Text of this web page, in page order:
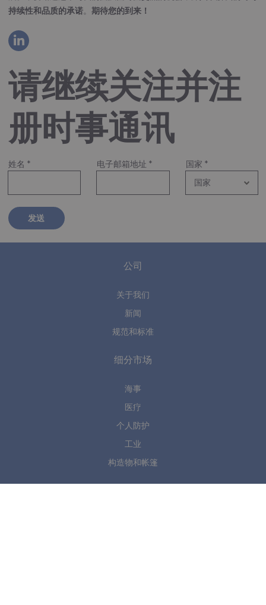
持续性和品质的承诺。 期待您的到来！
请继续关注并注
册时事通讯
姓名 * 电子邮箱地址 * 国家 *
发送
公司
关于我们
新闻
规范和标准
细分市场
海事
医疗
个人防护
工业
构造物和帐篷